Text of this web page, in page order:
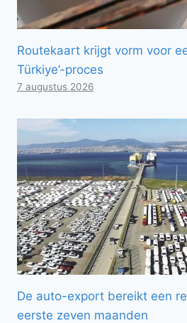
Routekaart krijgt vorm voor
Türkiye’-proces
7 augustus 2026
De auto-export bereikt een
eerste zeven maanden